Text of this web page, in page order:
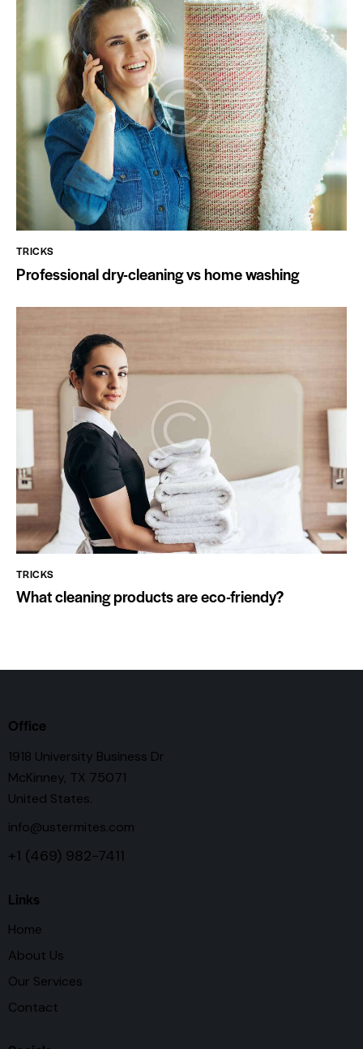
TRICKS
Professional dry-cleaning vs home washing
TRICKS
What cleaning products are eco-friendy?
Office
1918 University Business Dr
McKinney, TX 75071
United States.
info@ustermites.com
+1 (469) 982-7411
Links
Home
About Us
Our Services
Contact